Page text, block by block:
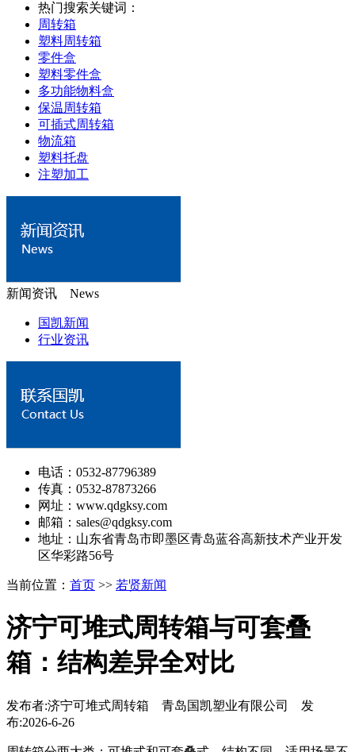
热门搜索关键词：
周转箱
塑料周转箱
零件盒
塑料零件盒
多功能物料盒
保温周转箱
可插式周转箱
物流箱
塑料托盘
注塑加工
新闻资讯 News
国凯新闻
行业资讯
电话：0532-87796389
传真：0532-87873266
网址：www.qdgksy.com
邮箱：sales@qdgksy.com
地址：山东省青岛市即墨区青岛蓝谷高新技术产业开发
区华彩路56号
当前位置： 首页 >> 若贤新闻
济宁可堆式周转箱与可套叠
箱：结构差异全对比
发布者:济宁可堆式周转箱 青岛国凯塑业有限公司 发
布:2026-6-26